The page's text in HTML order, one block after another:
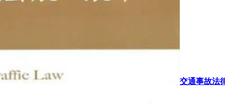
交通事故法